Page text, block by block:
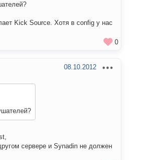
Kick Source. Хотя в config у нас
0
08.10.2012
сервере и Synadin не должен